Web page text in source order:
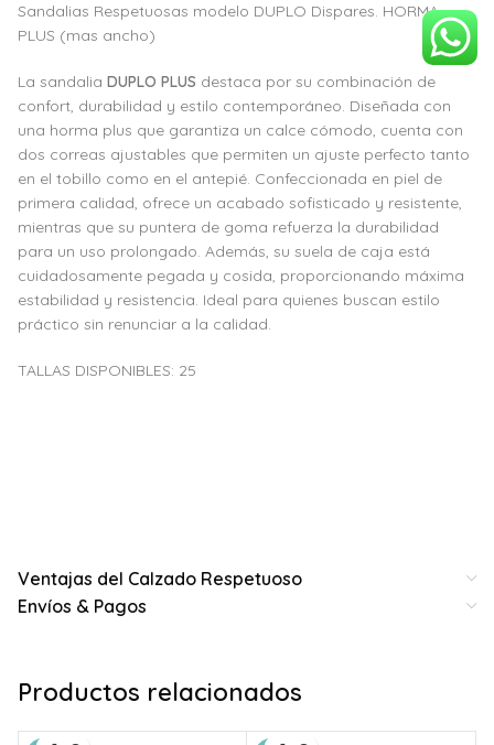
Sandalias Respetuosas modelo DUPLO Dispares. HORMA
PLUS (mas ancho)
La sandalia DUPLO PLUS destaca por su combinación de
confort, durabilidad y estilo contemporáneo. Diseñada con
una horma plus que garantiza un calce cómodo, cuenta con
dos correas ajustables que permiten un ajuste perfecto tanto
en el tobillo como en el antepié. Confeccionada en piel de
primera calidad, ofrece un acabado sofisticado y resistente,
mientras que su puntera de goma refuerza la durabilidad
para un uso prolongado. Además, su suela de caja está
cuidadosamente pegada y cosida, proporcionando máxima
estabilidad y resistencia. Ideal para quienes buscan estilo
práctico sin renunciar a la calidad.
TALLAS DISPONIBLES: 25
Ventajas del Calzado Respetuoso
Envíos & Pagos
Productos relacionados